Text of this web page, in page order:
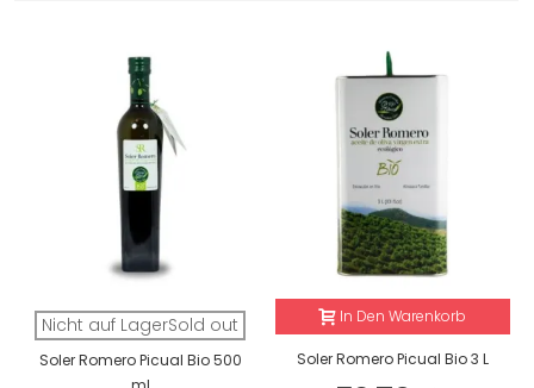
Nicht auf LagerSold out
Soler Romero Picual Bio 500
In Den Warenkorb
Soler Romero Picual Bio 3 L